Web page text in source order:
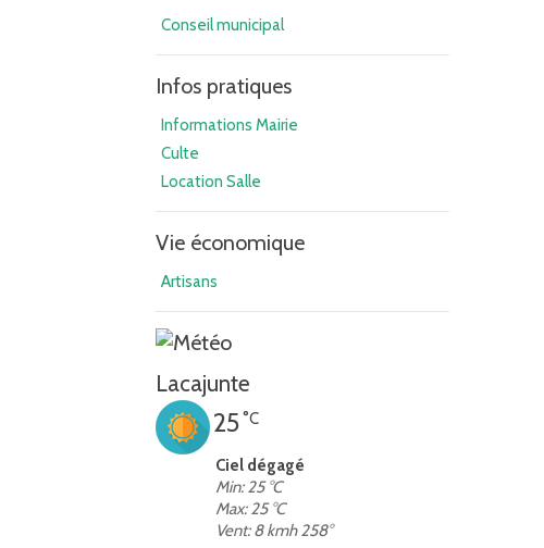
Conseil municipal
Infos pratiques
Informations Mairie
Culte
Location Salle
Vie économique
Artisans
Lacajunte
25°C
Ciel dégagé
Min: 25 °C
Max: 25 °C
Vent: 8 kmh 258°